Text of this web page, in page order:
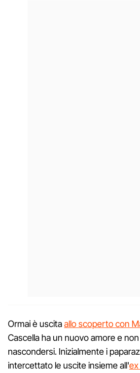
Ormai è uscitaallo scoperto con
Cascella ha un nuovo amore e
nascondersi. Inizialmente i
intercettato le uscite insieme all'ex